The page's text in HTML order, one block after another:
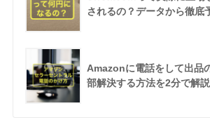
されるの？データから徹底
Amazonに電話をして出品
部解決する方法を2分で解説